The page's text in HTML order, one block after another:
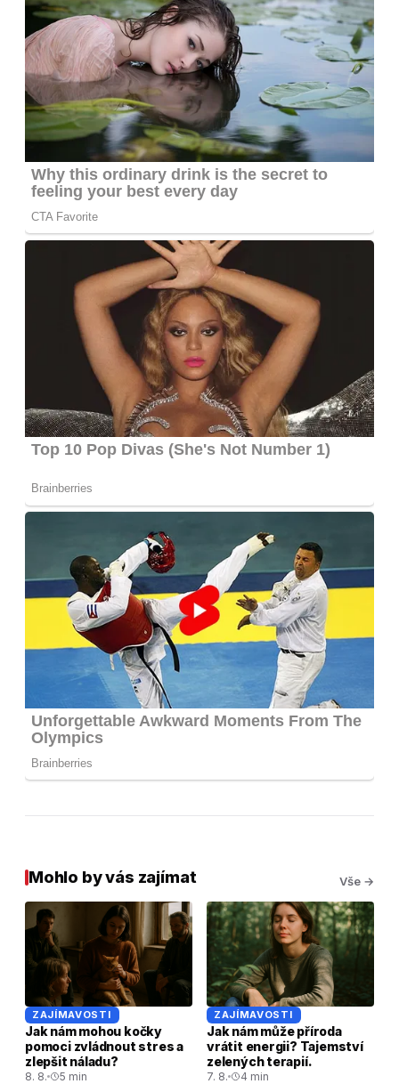
Mohlo by vás zajímat Vše →
ZAJÍMAVOSTI
Jak nám mohou kočky
pomoci zvládnout stres a
zlepšit náladu?
8. 8. 5 min
ZAJÍMAVOSTI
Jak nám může příroda
vrátit energii? Tajemství
zelených terapií.
7. 8. 4 min